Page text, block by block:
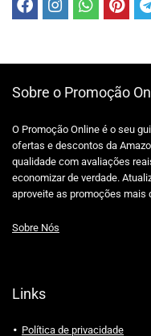
Sobre o Promoção
O Promoção Online é o seu
ofertas e descontos da
qualidade com avaliações
economizar de verdade.
aproveite as promoções mais
Sobre Nós
Links
Política de privacidade